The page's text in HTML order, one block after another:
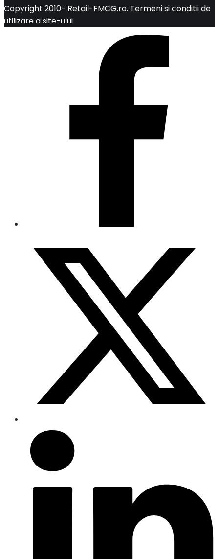
Copyright 2010- Retail-FMCG.ro. Termeni si conditii de
utilizare a site-ului.